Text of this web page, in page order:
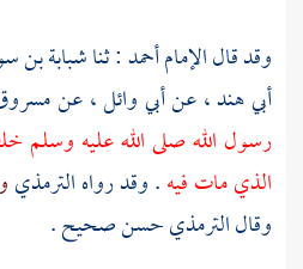
وقد قال الإمامأحمد: ثناشبابة بن
أبي هند ،عنأبي وائل ،عن
رسول الله صلى الله عليه وسلم
الذي مات فيه. وقد رواهالترمذي
وقالالترمذيحسن صحيح .